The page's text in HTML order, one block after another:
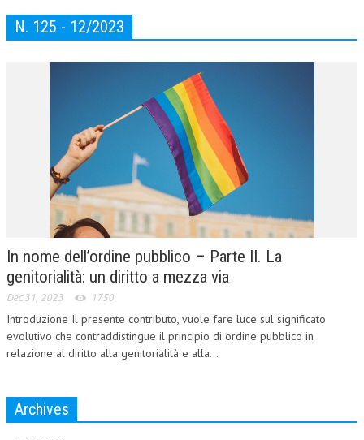
N. 125 - 12/2023
In nome dell’ordine pubblico – Parte II. La
genitorialità: un diritto a mezza via
Dec 31, 2023 1750
Introduzione Il presente contributo, vuole fare luce sul significato
evolutivo che contraddistingue il principio di ordine pubblico in
relazione al diritto alla genitorialità e alla...
Archives